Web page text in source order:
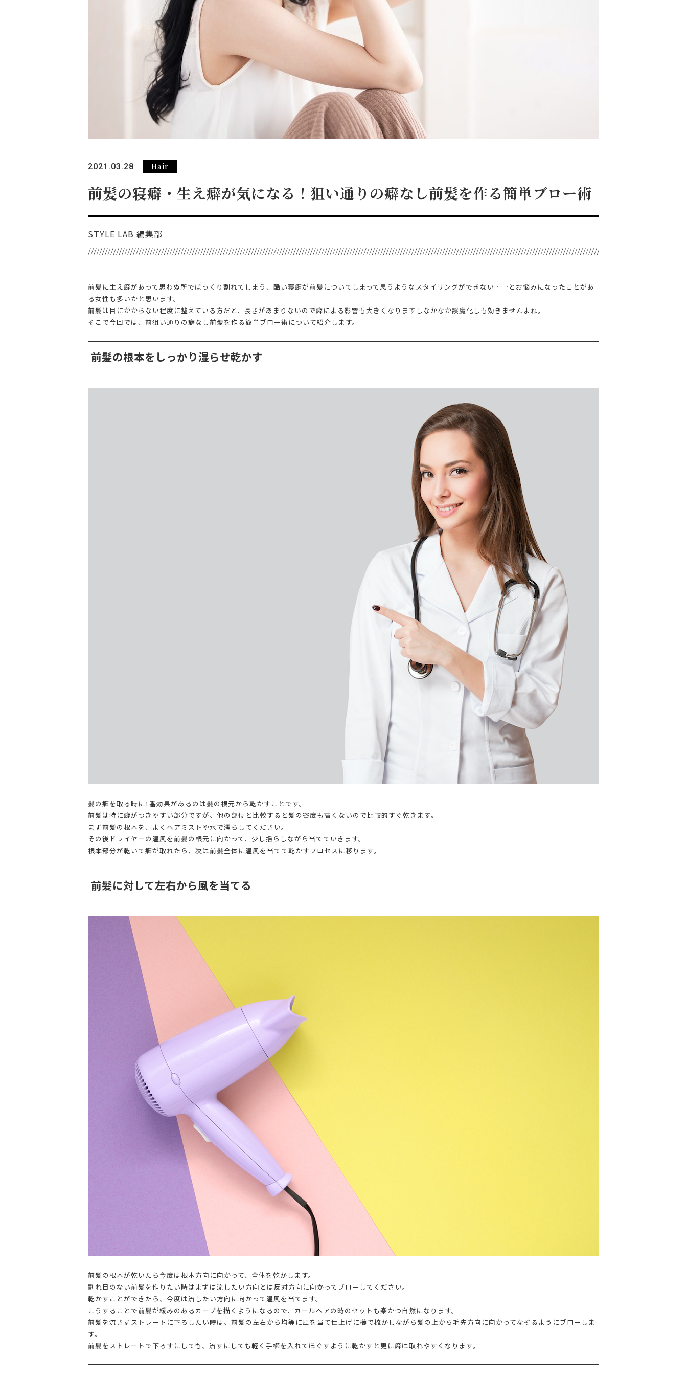
2021.03.28 Hair
前髪の寝癖・生え癖が気になる！狙い通りの癖なし前髪を作る簡単ブロー術
STYLE LAB 編集部
前髪に生え癖があって思わぬ所でぱっくり割れてしまう、酷い寝癖が前髪についてしまって思うようなスタイリングができない……とお悩みになったことがあ
る女性も多いかと思います。
前髪は目にかからない程度に整えている方だと、長さがあまりないので癖による影響も大きくなりますしなかなか誤魔化しも効きませんよね。
そこで今回では、前狙い通りの癖なし前髪を作る簡単ブロー術について紹介します。
前髪の根本をしっかり湿らせ乾かす
髪の癖を取る時に1番効果があるのは髪の根元から乾かすことです。
前髪は特に癖がつきやすい部分ですが、他の部位と比較すると髪の密度も高くないので比較的すぐ乾きます。
まず前髪の根本を、よくヘアミストや水で濡らしてください。
その後ドライヤーの温風を前髪の根元に向かって、少し揺らしながら当てていきます。
根本部分が乾いて癖が取れたら、次は前髪全体に温風を当てて乾かすプロセスに移ります。
前髪に対して左右から風を当てる
前髪の根本が乾いたら今度は根本方向に向かって、全体を乾かします。
割れ目のない前髪を作りたい時はまずは流したい方向とは反対方向に向かってブローしてください。
乾かすことができたら、今度は流したい方向に向かって温風を当てます。
こうすることで前髪が緩みのあるカーブを描くようになるので、カールヘアの時のセットも楽かつ自然になります。
前髪を流さずストレートに下ろしたい時は、前髪の左右から均等に風を当て仕上げに櫛で梳かしながら髪の上から毛先方向に向かってなぞるようにブローしま
す。
前髪をストレートで下ろすにしても、流すにしても軽く手櫛を入れてほぐすように乾かすと更に癖は取れやすくなります。